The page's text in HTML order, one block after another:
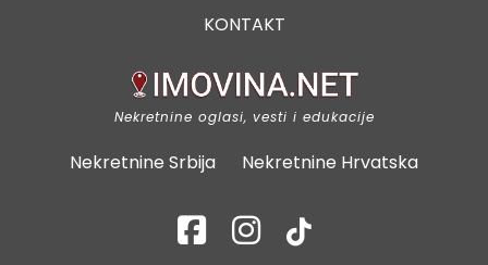
KONTAKT
Nekretnine oglasi, vesti i edukacije
Nekretnine Srbija Nekretnine Hrvatska